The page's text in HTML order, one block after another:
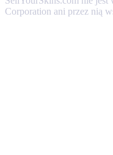
Corporation ani przez nią